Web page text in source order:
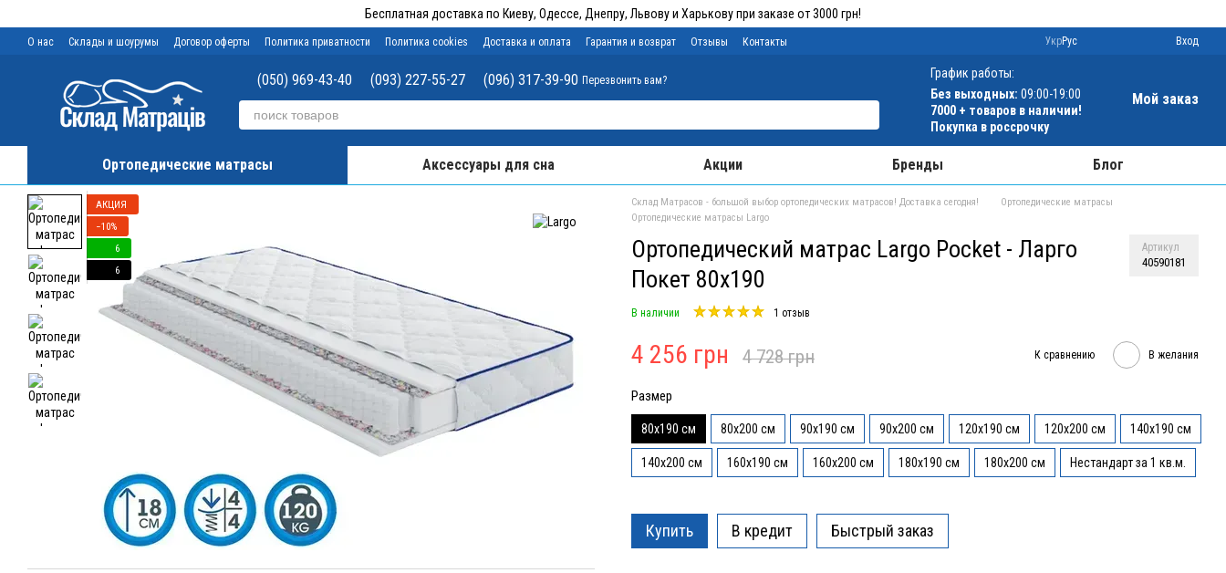
Бесплатная доставка по Киеву, Одессе, Днепру, Львову и Харькову при заказе от 3000 грн!
О нас Склады и шоурумы Договор оферты Политика приватности Политика cookies Доставка и оплата Гарантия и возврат Отзывы Контакты УкрРус Вход
(050) 969-43-40 (093) 227-55-27 (096) 317-39-90 Перезвонить вам?
График работы:
Без выходных: 09:00-19:00
7000 + товаров в наличии!
Покупка в россрочку
Мой заказ
Ортопедические матрасы Аксессуары для сна Акции Бренды Блог
АКЦИЯ
−10%
6
6
Склад Матрасов - большой выбор ортопедических матрасов! Доставка сегодня!
Ортопедические матрасы
Ортопедические матрасы Largo
Ортопедический матрас Largo Pocket - Ларго
Покет 80x190
Артикул
40590181
В наличии 1 отзыв
4 256 грн 4 728 грн К сравнению В желания
Размер
80x190 см 80x200 см 90x190 см 90x200 см 120x190 см 120x200 см 140x190 см
140x200 см 160x190 см 160x200 см 180x190 см 180x200 см Нестандарт за 1 кв.м.
Купить В кредит Быстрый заказ